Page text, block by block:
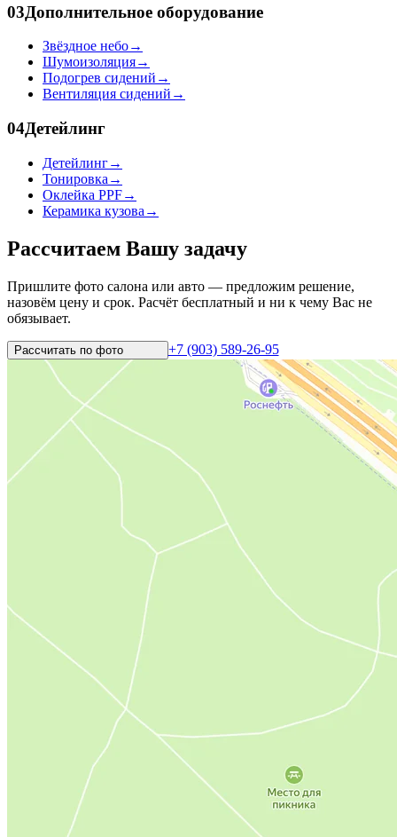
03Дополнительное оборудование
Звёздное небо→
Шумоизоляция→
Подогрев сидений →
Вентиляция сидений →
04Детейлинг
Детейлинг→
Тонировка →
Оклейка PPF→
Керамика кузова →
Рассчитаем Вашу задачу
Пришлите фото салона или авто — предложим решение,
назовём цену и срок. Расчёт бесплатный и ни к чему Вас не
обязывает.
Рассчитать по фото +7 (903) 589-26-95